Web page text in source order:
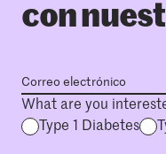
con
What are you
Type 1 Diabetes